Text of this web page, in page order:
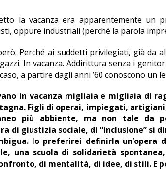
la vacanza era apparentemente un
oppure industriali (perché la parola
Perché ai suddetti privilegiati, già da
In vacanza. Addirittura senza i
a partire dagli anni ’60 conoscono un
in vacanza migliaia e migliaia di
Figli di operai, impiegati,
più abbiente, ma non tale da
di giustizia sociale, di “inclusione” si
Io preferirei definirla
una scuola di solidarietà spontanea,
di mentalità, di idee, di stili. E